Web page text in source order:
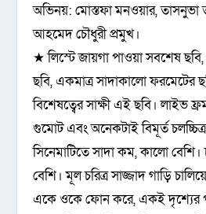
অভিনয়: মোস্তফা মনওয়ার, তাসনুভা
আহমেদ চৌধুরী প্রমুখ।
★ লিস্টে জায়গা পাওয়া সবশেষ
ছবি, একমাত্র সাদাকালো ফরমেটের
বিশেষত্বের সাক্ষী এই ছবি। লাইভ
গুমোট এবং অনেকটাই বিমূর্ত
সিনেমাটিতে সাদা কম, কালো
বেশি। মূল চরিত্র সাজ্জাদ গাড়ি
একে ওকে ফোন করে, একই দৃশ্যের